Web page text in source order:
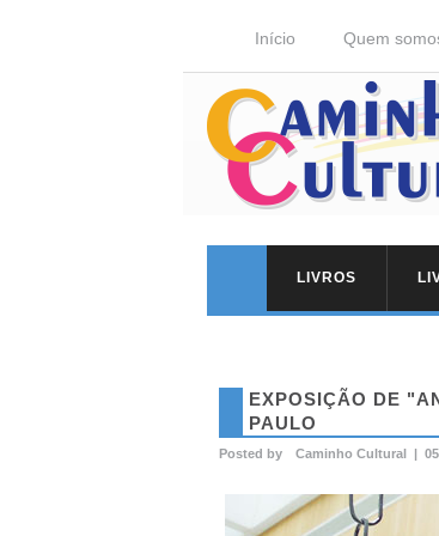
Início Quem
LIVROS
EXPOSIÇÃO DE
PAULO
Posted by Caminho Cultural |